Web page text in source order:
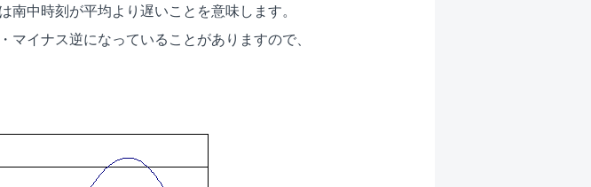
中時刻が平均より遅いことを意味します。
マイナス逆になっていることがありますので、